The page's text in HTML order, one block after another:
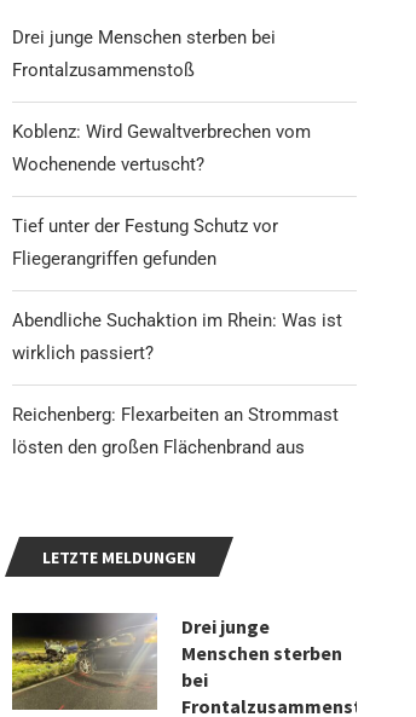
Drei junge Menschen sterben bei
Frontalzusammenstoß
Koblenz: Wird Gewaltverbrechen vom
Wochenende vertuscht?
Tief unter der Festung Schutz vor
Fliegerangriffen gefunden
Abendliche Suchaktion im Rhein: Was ist
wirklich passiert?
Reichenberg: Flexarbeiten an Strommast
lösten den großen Flächenbrand aus
LETZTE MELDUNGEN
Drei junge
Menschen sterben
bei
Frontalzusammenstoß